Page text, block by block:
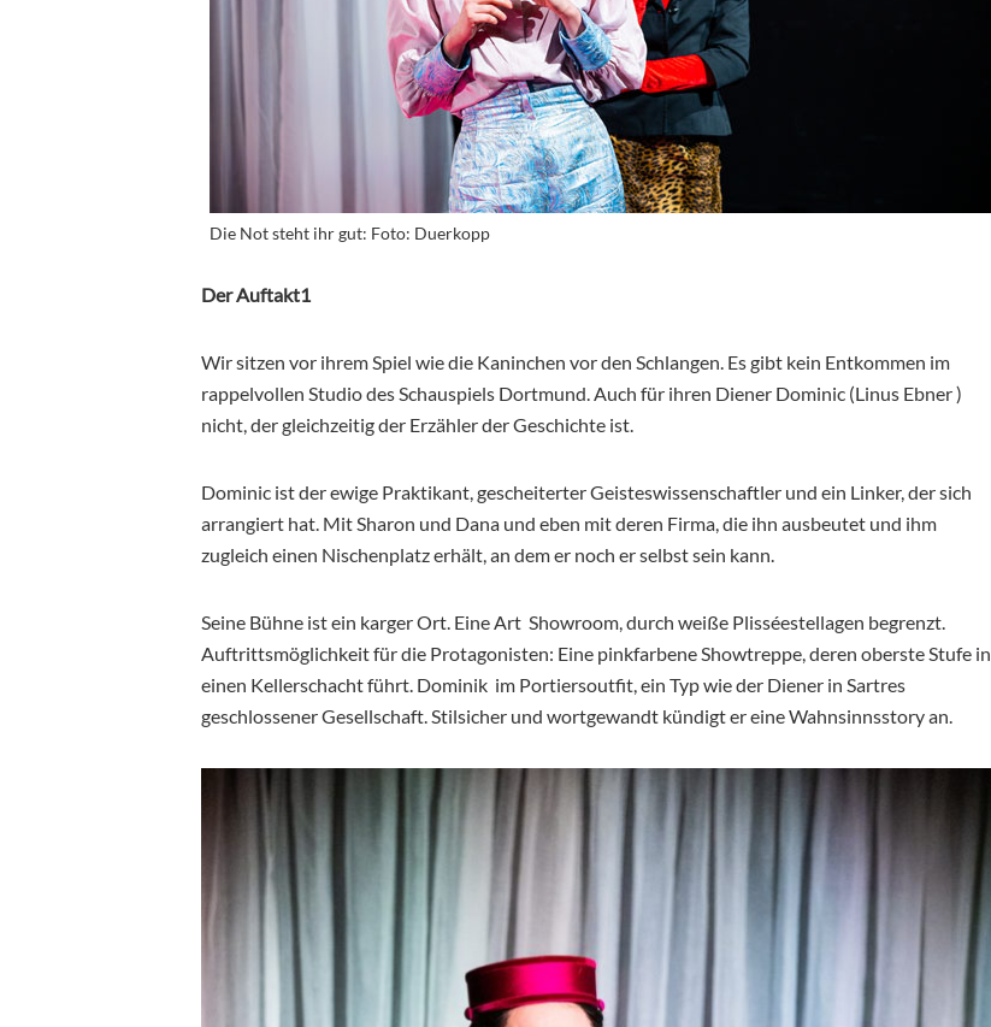
Die Not steht ihr gut: Foto: Duerkopp
Der Auftakt1
Wir sitzen vor ihrem Spiel wie die Kaninchen vor den Schlangen. Es gibt kein Entkommen im
rappelvollen Studio des Schauspiels Dortmund. Auch für ihren Diener Dominic (Linus Ebner )
nicht, der gleichzeitig der Erzähler der Geschichte ist.
Dominic ist der ewige Praktikant, gescheiterter Geisteswissenschaftler und ein Linker, der sich
arrangiert hat. Mit Sharon und Dana und eben mit deren Firma, die ihn ausbeutet und ihm
zugleich einen Nischenplatz erhält, an dem er noch er selbst sein kann.
Seine Bühne ist ein karger Ort. Eine Art Showroom, durch weiße Plisséestellagen begrenzt.
Auftrittsmöglichkeit für die Protagonisten: Eine pinkfarbene Showtreppe, deren oberste Stufe in
einen Kellerschacht führt. Dominik im Portiersoutfit, ein Typ wie der Diener in Sartres
geschlossener Gesellschaft. Stilsicher und wortgewandt kündigt er eine Wahnsinnsstory an.